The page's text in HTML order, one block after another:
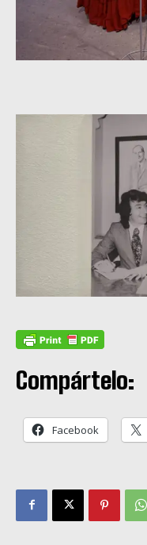
Compártelo:
Facebook